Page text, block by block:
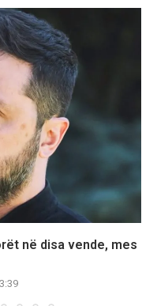
në disa vende, mes